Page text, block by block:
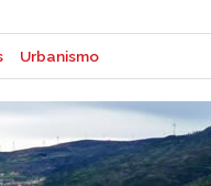
Urbanismo